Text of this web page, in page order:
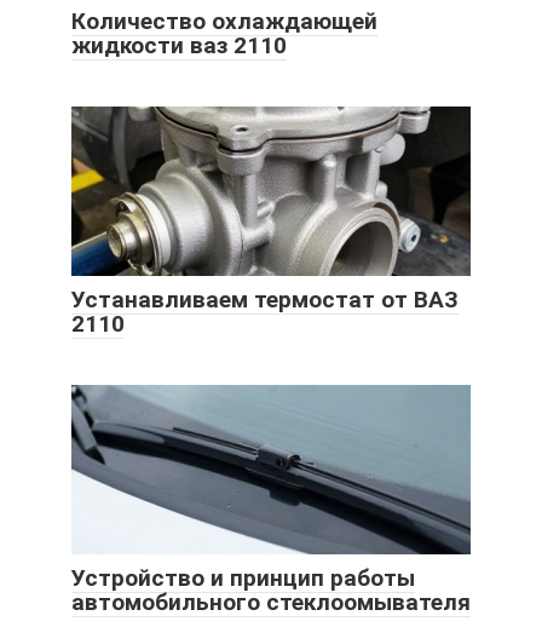
Количество охлаждающей
жидкости ваз 2110
Устанавливаем термостат от ВАЗ
2110
Устройство и принцип работы
автомобильного стеклоомывателя